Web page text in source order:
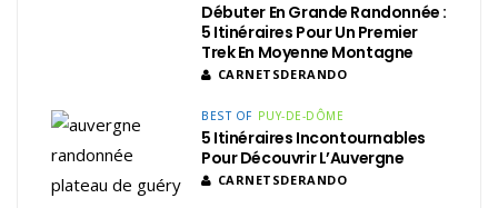
Débuter En Grande Randonnée :
5 Itinéraires Pour Un Premier
Trek En Moyenne Montagne
CARNETSDERANDO
BEST OF PUY-DE-DÔME
5 Itinéraires Incontournables
Pour Découvrir L’Auvergne
CARNETSDERANDO